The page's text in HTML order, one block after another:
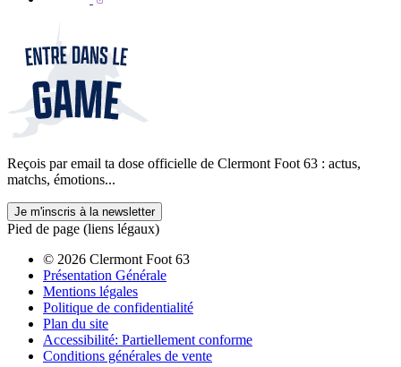
Reçois par email ta dose officielle de Clermont Foot 63 : actus,
matchs, émotions...
Je m'inscris à la newsletter
Pied de page (liens légaux)
© 2026 Clermont Foot 63
Présentation Générale
Mentions légales
Politique de confidentialité
Plan du site
Accessibilité: Partiellement conforme
Conditions générales de vente